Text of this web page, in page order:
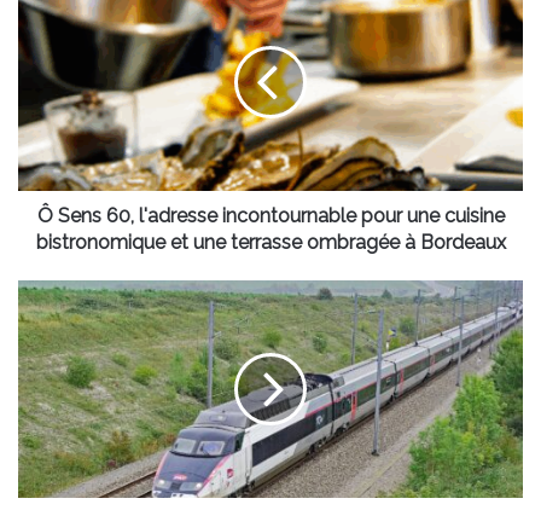
Sens
60,
l'adresse
incontournable
pour
une
cuisine
bistronomique
une
ombragée
à
Bordeaux
Ô Sens 60, l'adresse incontournable pour une cuisine
bistronomique et une terrasse ombragée à Bordeaux
Les
écologistes
vont-
ils
faire
échouer
le
projet
de